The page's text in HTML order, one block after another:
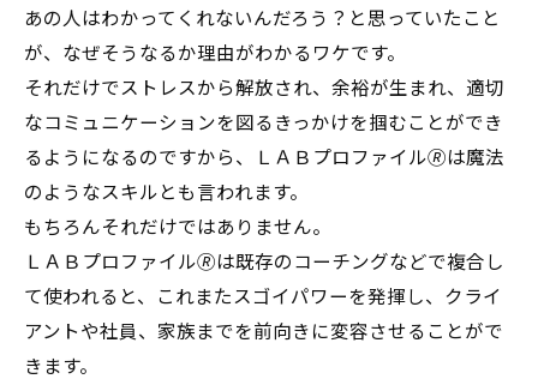
あの人はわかってくれないんだろう？と思っていたこと
が、なぜそうなるか理由がわかるワケです。
それだけでストレスから解放され、余裕が生まれ、適切
なコミュニケーションを図るきっかけを掴むことができ
るようになるのですから、ＬＡＢプロファイル🄬は魔法
のようなスキルとも言われます。
もちろんそれだけではありません。
ＬＡＢプロファイル🄬は既存のコーチングなどで複合し
て使われると、これまたスゴイパワーを発揮し、クライ
アントや社員、家族までを前向きに変容させることがで
きます。